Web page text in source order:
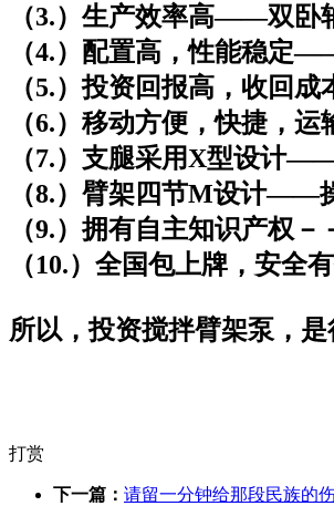
（3.）生产效率高——双卧
（4.）配置高，性能稳定
（5.）投资回报高，收回
（6.）移动方便，快捷，
（7.）支腿采用X型设计
（8.）臂架四节M设计——
（9.）拥有自主知识产权
（10.）全国包上牌，安
所以，投资搅拌臂架泵，
打赏
下一篇： 请留一分钟给那段民族的